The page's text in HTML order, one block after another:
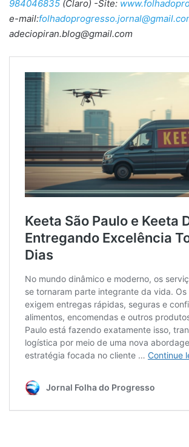
984046835 (Claro) -Site:
e-mail:
adeciopiran.blog@gmail.com